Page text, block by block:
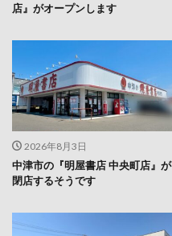
店』がオープンします
2026年8月3日
中津市の『明屋書店 中央町店』が
閉店するそうです